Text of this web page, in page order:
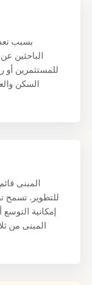
بسبب
الباحثين
للمستثمرين أو
السكن
المبنى
إمكانية التوسع
المبنى من